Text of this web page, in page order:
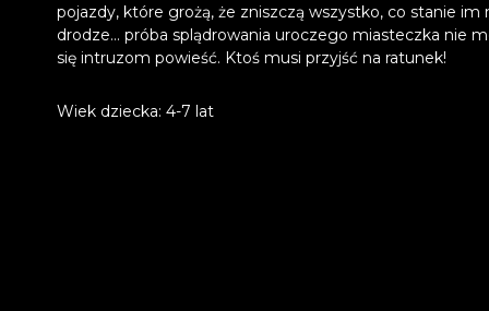
pojazdy, które grożą, że zniszczą wszystko, co stanie im
drodze... próba splądrowania uroczego miasteczka nie
się intruzom powieść. Ktoś musi przyjść na ratunek!
Wiek dziecka: 4-7 lat